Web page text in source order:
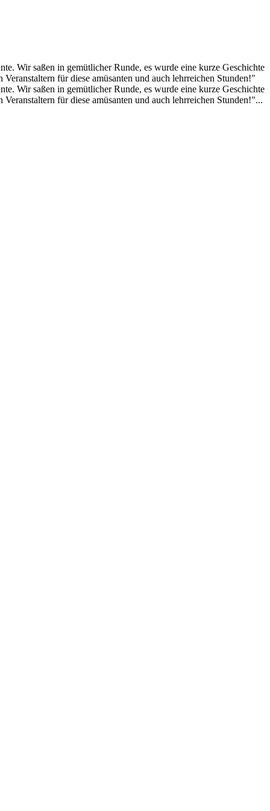
Wir saßen in gemütlicher Runde, es wurde eine kurze Geschichte
für diese amüsanten und auch lehrreichen Stunden!"
Wir saßen in gemütlicher Runde, es wurde eine kurze Geschichte
für diese amüsanten und auch lehrreichen Stunden!"...